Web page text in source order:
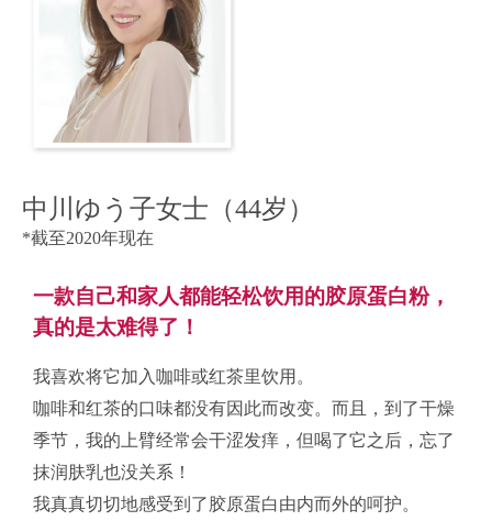
中川ゆう子女士（44岁）
*截至2020年现在
一款自己和家人都能轻松饮用的胶原蛋白粉，
真的是太难得了！
我喜欢将它加入咖啡或红茶里饮用。
咖啡和红茶的口味都没有因此而改变。而且，到了干燥
季节，我的上臂经常会干涩发痒，但喝了它之后，忘了
抹润肤乳也没关系！
我真真切切地感受到了胶原蛋白由内而外的呵护。